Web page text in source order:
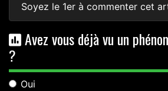
Soyez le 1er à commenter cet
Avez vous déjà vu un
?
Oui